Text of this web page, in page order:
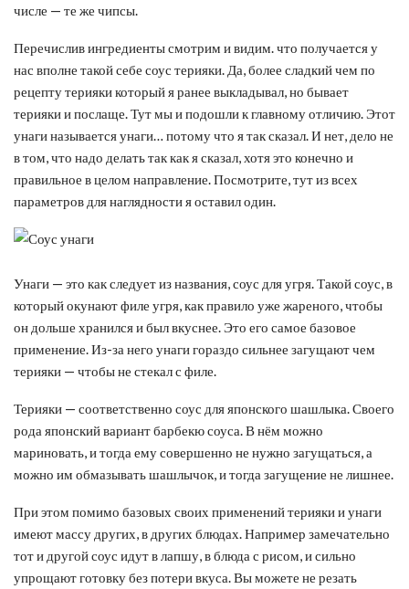
числе — те же чипсы.
Перечислив ингредиенты смотрим и видим. что получается у
нас вполне такой себе соус терияки. Да, более сладкий чем по
рецепту терияки который я ранее выкладывал, но бывает
терияки и послаще. Тут мы и подошли к главному отличию. Этот
унаги называется унаги… потому что я так сказал. И нет, дело не
в том, что надо делать так как я сказал, хотя это конечно и
правильное в целом направление. Посмотрите, тут из всех
параметров для наглядности я оставил один.
Унаги — это как следует из названия, соус для угря. Такой соус, в
который окунают филе угря, как правило уже жареного, чтобы
он дольше хранился и был вкуснее. Это его самое базовое
применение. Из-за него унаги гораздо сильнее загущают чем
терияки — чтобы не стекал с филе.
Терияки — соответственно соус для японского шашлыка. Своего
рода японский вариант барбекю соуса. В нём можно
мариновать, и тогда ему совершенно не нужно загущаться, а
можно им обмазывать шашлычок, и тогда загущение не лишнее.
При этом помимо базовых своих применений терияки и унаги
имеют массу других, в других блюдах. Например замечательно
тот и другой соус идут в лапшу, в блюда с рисом, и сильно
упрощают готовку без потери вкуса. Вы можете не резать